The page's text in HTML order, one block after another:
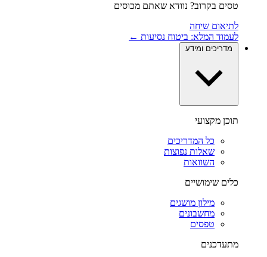
טסים בקרוב? נוודא שאתם מכוסים
לתיאום שיחה
לעמוד המלא: ביטוח נסיעות ←
מדריכים ומידע
תוכן מקצועי
כל המדריכים
שאלות נפוצות
השוואות
כלים שימושיים
מילון מושגים
מחשבונים
טפסים
מתעדכנים